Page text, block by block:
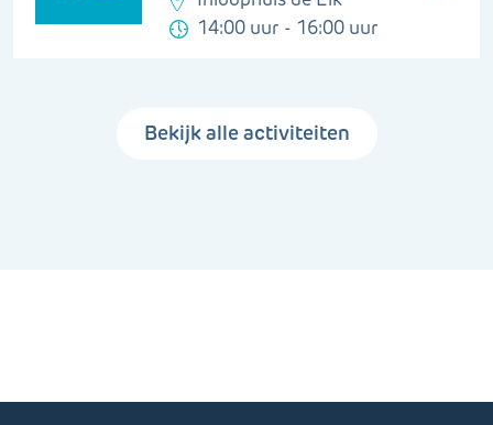
14:00 uur - 16:00 uur
Bekijk alle activiteiten